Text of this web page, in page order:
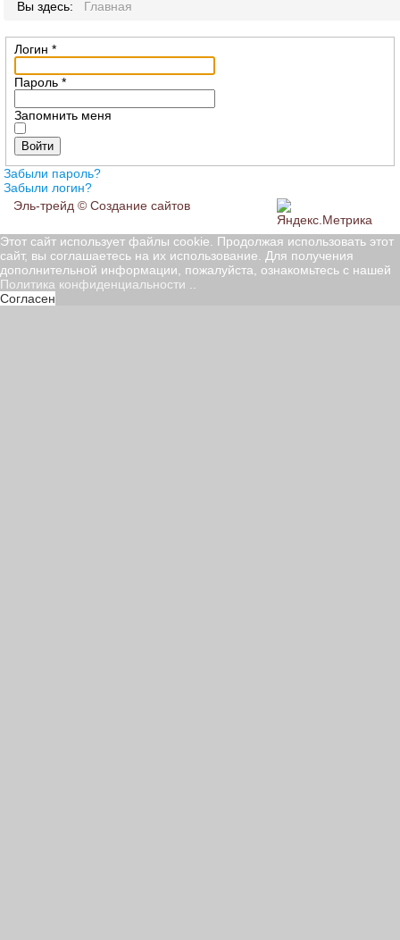
Вы здесь: Главная
Логин *
Пароль *
Запомнить меня
Войти
Забыли пароль?
Забыли логин?
Эль-трейд © Создание сайтов
Этот сайт использует файлы cookie. Продолжая использовать этот
сайт, вы соглашаетесь на их использование. Для получения
дополнительной информации, пожалуйста, ознакомьтесь с нашей
Политика конфиденциальности
Согласен